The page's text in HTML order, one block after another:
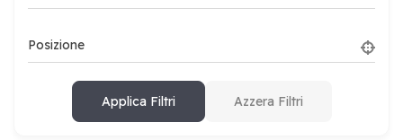
Posizione
Applica Filtri Azzera Filtri